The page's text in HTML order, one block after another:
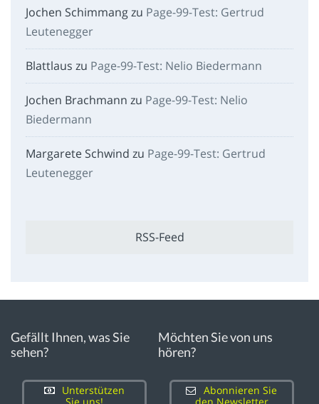
Jochen Schimmangzu Page-99-Test: Gertrud
Leutenegger
Blattlaus zu Page-99-Test: Nelio Biedermann
Jochen Brachmann zu Page-99-Test: Nelio
Biedermann
Margarete Schwind zu Page-99-Test: Gertrud
Leutenegger
RSS-Feed
Gefällt Ihnen, was Sie
sehen?
Unterstützen
Sie uns!
Möchten Sie von uns
hören?
Abonnieren Sie
den Newsletter